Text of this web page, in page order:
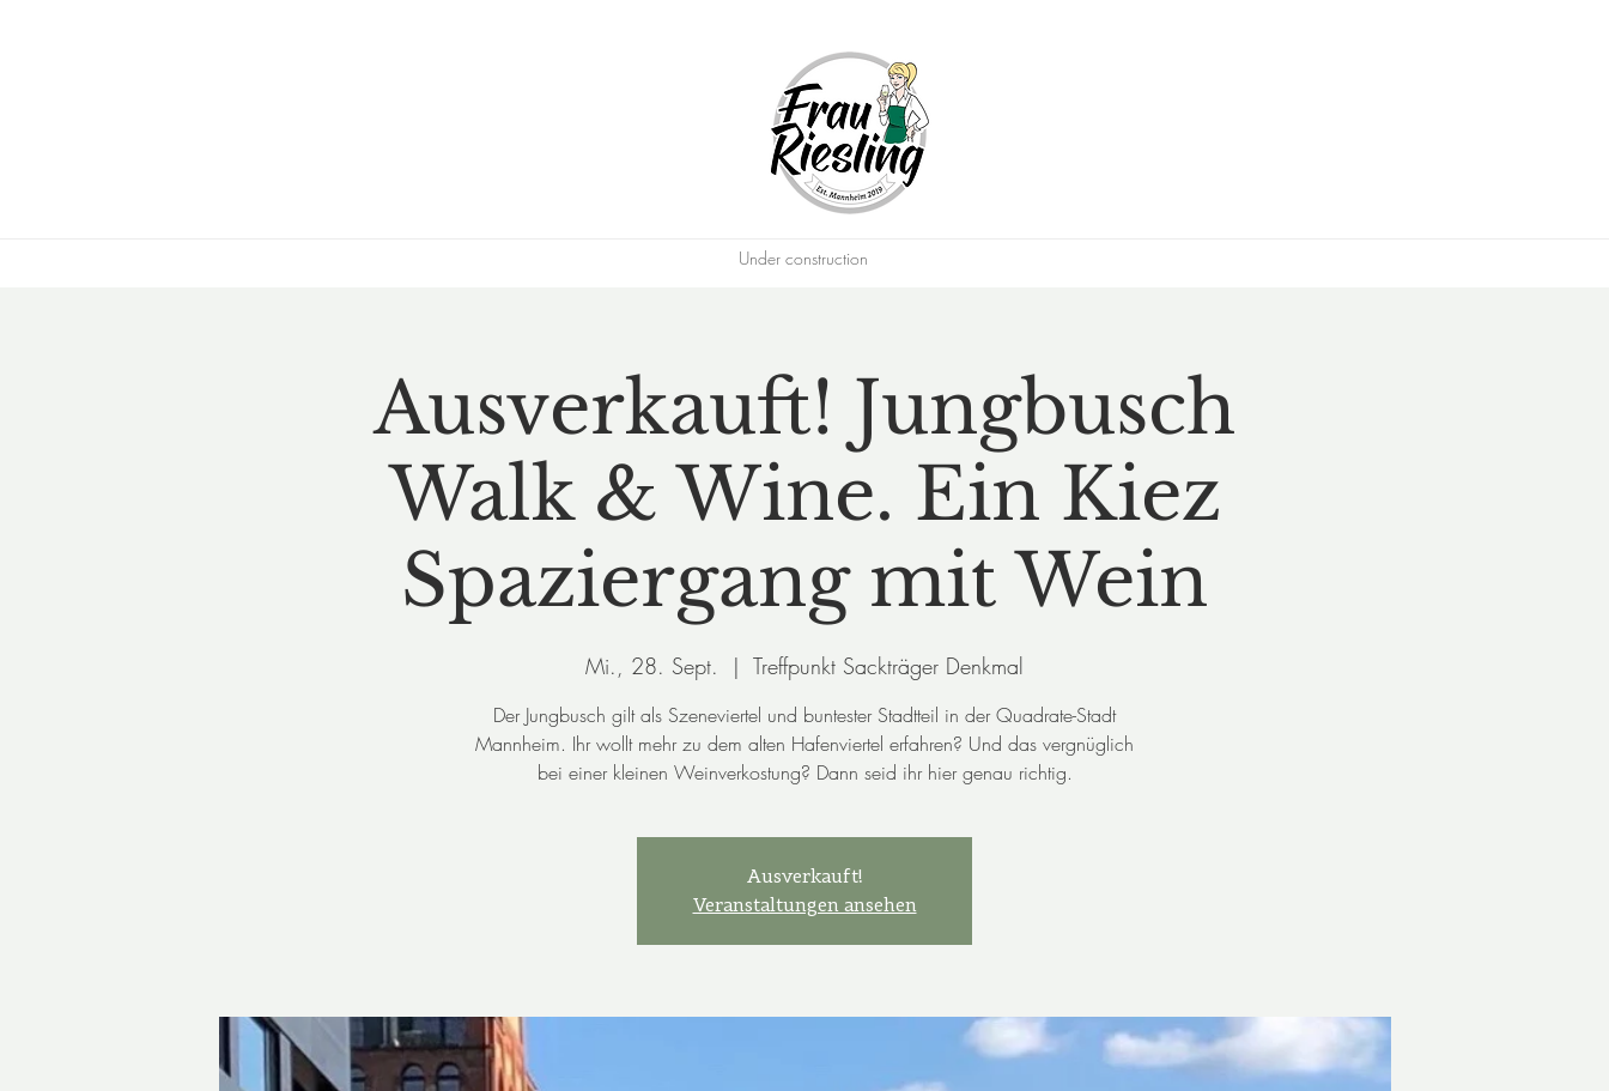
Under construction
Ausverkauft! Jungbusch
Walk & Wine. Ein Kiez
Spaziergang mit Wein
Mi., 28. Sept.
  |
Treffpunkt Sackträger Denkmal
Der Jungbusch gilt als Szeneviertel und buntester Stadtteil in der Quadrate-Stadt
Mannheim. Ihr wollt mehr zu dem alten Hafenviertel erfahren? Und das vergnüglich
bei einer kleinen Weinverkostung? Dann seid ihr hier genau richtig.
Ausverkauft!
Veranstaltungen ansehen